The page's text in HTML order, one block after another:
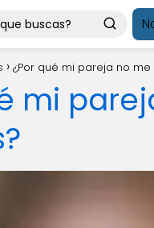
¿Por qué mi pareja no
mi